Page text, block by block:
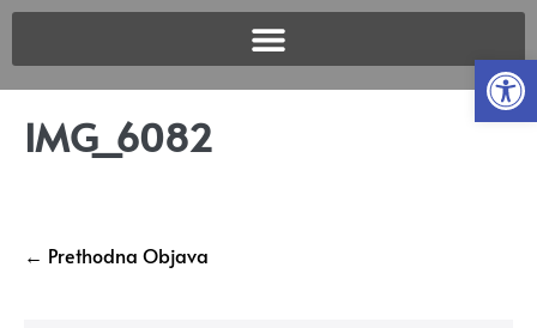
IMG_6082
← Prethodna Objava